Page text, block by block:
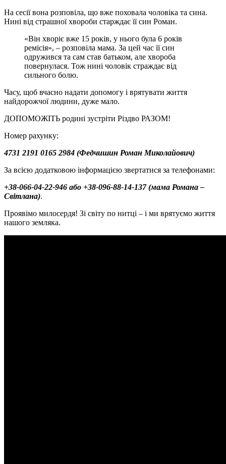
На сесії вона розповіла, що вже поховала чоловіка та сина.
Нині від страшної хвороби старждає її син Роман.
«Він хворіє вже 15 років, у нього була 6 років
ремісія», – розповіла мама. За цей час її син
одружився та сам став батьком, але хвороба
повернулася. Тож нині чоловік страждає від
сильного болю.
Часу, щоб вчасно надати допомогу і врятувати життя
найдорожчої людини, дуже мало.
ДОПОМОЖІТЬ родині зустріти Різдво РАЗОМ!
Номер рахунку:
4731 2191 0165 2984 (Федчишин Роман Миколайович)
За всією додатковою інформацією звертатися за телефонами:
+38-066-04-22-946 або +38-096-88-14-137 (мама Романа –
Світлана).
Проявімо милосердя! Зі світу по нитці – і ми врятуємо життя
нашого земляка.